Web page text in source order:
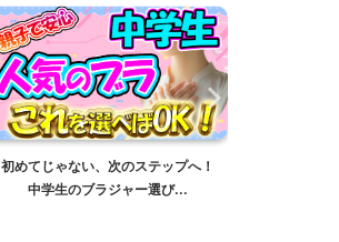
初めてじゃない、次のステップへ！
中学生のブラジャー選び...